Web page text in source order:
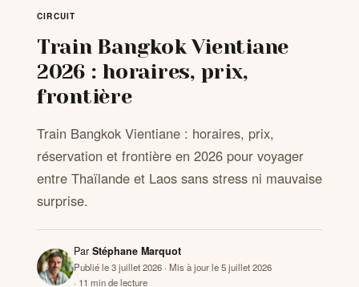
VISITER
MÉTÉO
EXPATRIATION
BLOG
CIRCUIT
Train Bangkok Vientiane
2026 : horaires, prix,
frontière
Train Bangkok Vientiane : horaires, prix,
réservation et frontière en 2026 pour voyager
entre Thaïlande et Laos sans stress ni mauvaise
surprise.
Par Stéphane Marquot
Publié le 3 juillet 2026 · Mis à jour le 5 juillet 2026
· 11 min de lecture